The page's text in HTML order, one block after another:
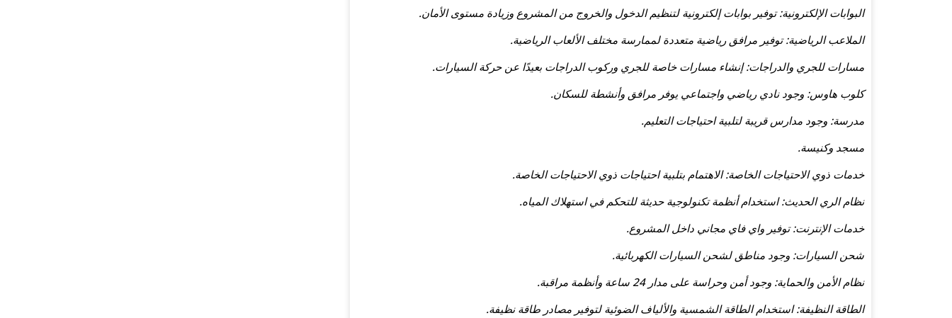
البوابات الإلكترونية: توفير بوابات إلكترونية لتنظيم الدخول والخروج من المشروع وزيادة مستوى الأمان.
الملاعب الرياضية: توفير مرافق رياضية متعددة لممارسة مختلف الألعاب الرياضية.
مسارات للجري والدراجات: إنشاء مسارات خاصة للجري وركوب الدراجات بعيدًا عن حركة السيارات.
كلوب هاوس: وجود نادي رياضي واجتماعي يوفر مرافق وأنشطة للسكان.
مدرسة: وجود مدارس قريبة لتلبية احتياجات التعليم.
مسجد وكنيسة.
خدمات ذوي الاحتياجات الخاصة: الاهتمام بتلبية احتياجات ذوي الاحتياجات الخاصة.
نظام الري الحديث: استخدام أنظمة تكنولوجية حديثة للتحكم في استهلاك المياه.
خدمات الإنترنت: توفير واي فاي مجاني داخل المشروع.
شحن السيارات: وجود مناطق لشحن السيارات الكهربائية.
نظام الأمن والحماية: وجود أمن وحراسة على مدار 24 ساعة وأنظمة مراقبة.
الطاقة النظيفة: استخدام الطاقة الشمسية والألياف الضوئية لتوفير مصادر طاقة نظيفة.